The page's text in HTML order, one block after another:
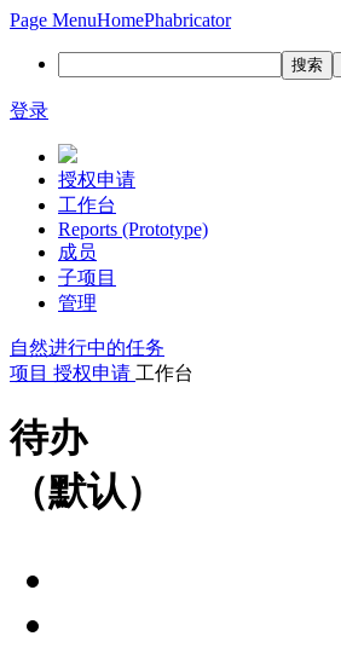
Page MenuHomePhabricator
搜索
登录
授权申请
工作台
Reports (Prototype)
成员
子项目
管理
自然进行中的任务
项目 授权申请 工作台
待办
（默认）